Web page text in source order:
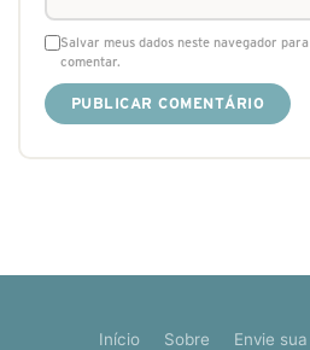
Salvar meus dados neste navegador
comentar.
Início Sobre Envie